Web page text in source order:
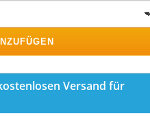
Versand für